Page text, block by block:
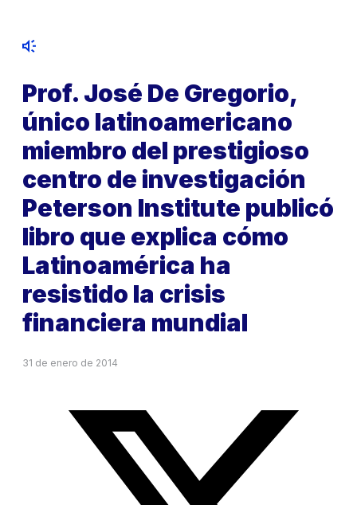
Prof. José De Gregorio,
único latinoamericano
miembro del prestigioso
centro de investigación
Peterson Institute publicó
libro que explica cómo
Latinoamérica ha
resistido la crisis
financiera mundial
31 de enero de 2014